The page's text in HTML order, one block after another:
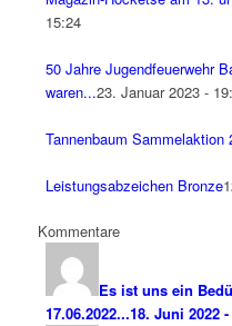
15:24
50 Jahre Jugendfeuerwehr
waren...23. Januar 2023 -
Tannenbaum Sammelaktion
Leistungsabzeichen Bronze
Kommentare
Es ist uns ein
17.06.2022...18. Juni 2022